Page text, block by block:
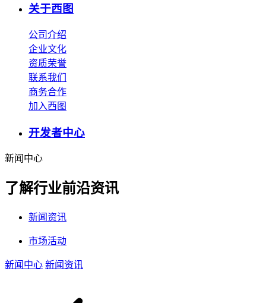
关于西图
公司介绍
企业文化
资质荣誉
联系我们
商务合作
加入西图
开发者中心
新闻中心
了解行业前沿资讯
新闻资讯
市场活动
新闻中心 新闻资讯